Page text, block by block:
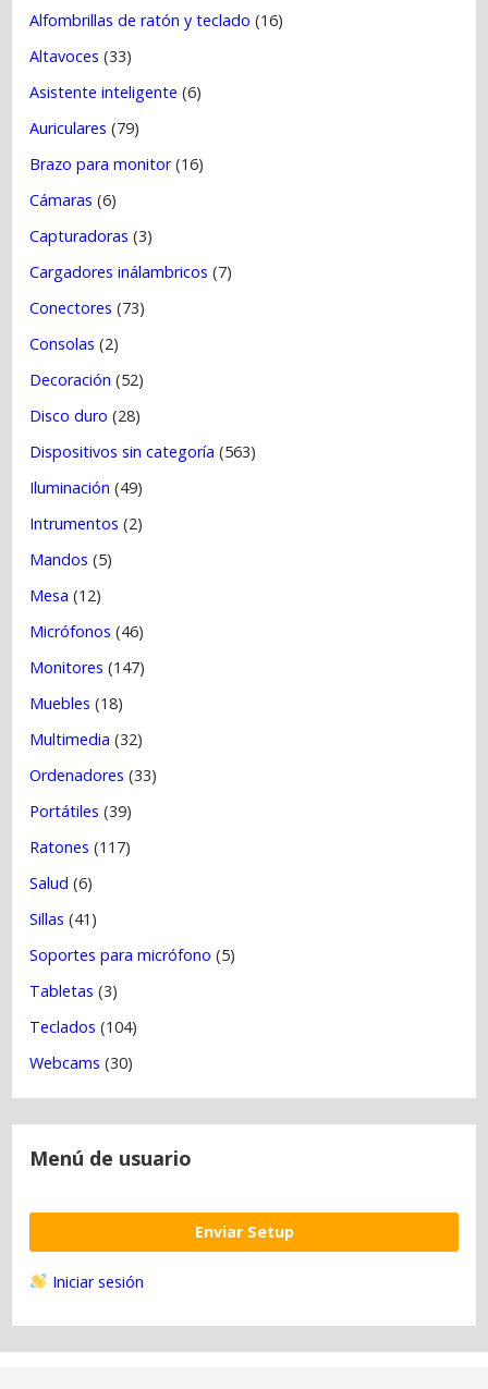
Alfombrillas de ratón y teclado (16)
Altavoces (33)
Asistente inteligente (6)
Auriculares (79)
Brazo para monitor(16)
Cámaras (6)
Capturadoras (3)
Cargadores inálambricos (7)
Conectores (73)
Consolas (2)
Decoración (52)
Disco duro (28)
Dispositivos sin categoría (563)
Iluminación (49)
Intrumentos (2)
Mandos (5)
Mesa (12)
Micrófonos (46)
Monitores (147)
Muebles (18)
Multimedia (32)
Ordenadores (33)
Portátiles (39)
Ratones (117)
Salud (6)
Sillas (41)
Soportes para micrófono (5)
Tabletas (3)
Teclados (104)
Webcams (30)
Menú de usuario
Enviar Setup
Iniciar sesión